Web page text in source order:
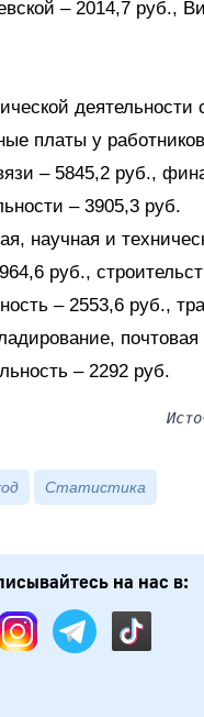
– 2014,7 руб.,
деятельности
платы у
– 5845,2 руб.,
– 3905,3 руб.
научная и
руб.,
– 2553,6 руб.,
почтовая
– 2292 руб.
Статистика
на нас в: